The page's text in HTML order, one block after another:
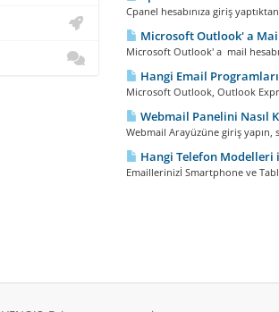
Cpanel hesabınıza giriş
Microsoft Outlook' a
Microsoft Outlook' a mail
Hangi Email
Microsoft Outlook, Outlook
Webmail Panelini Nasıl
Webmail Arayüzüne giriş yapın,
Hangi Telefon
Emaillerinizİ Smartphone ve